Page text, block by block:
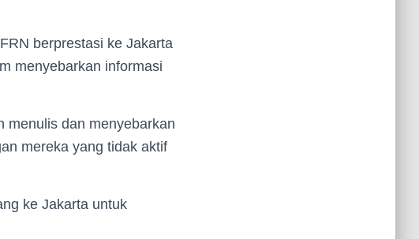
berprestasi ke Jakarta
menyebarkan informasi
menulis dan menyebarkan
mereka yang tidak aktif
ke Jakarta untuk